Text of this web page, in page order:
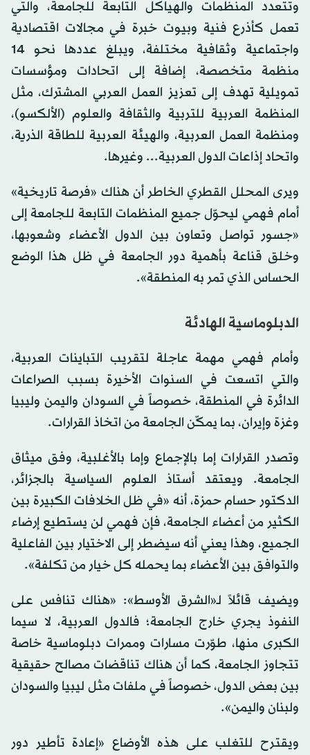
وتتعدد المنظمات والهياكل التابعة للجامعة، والتي
تعمل كأذرع فنية وبيوت خبرة في مجالات اقتصادية
واجتماعية وثقافية مختلفة، ويبلغ عددها نحو 14
منظمة متخصصة، إضافة إلى اتحادات ومؤسسات
تمويلية تهدف إلى تعزيز العمل العربي المشترك، مثل
المنظمة العربية للتربية والثقافة والعلوم (الألكسو)،
ومنظمة العمل العربية، والهيئة العربية للطاقة الذرية،
واتحاد إذاعات الدول العربية... وغيرها.
ويرى المحلل القطري الخاطر أن هناك «فرصة تاريخية»
أمام فهمي ليحوّل جميع المنظمات التابعة للجامعة إلى
«جسور تواصل وتعاون بين الدول الأعضاء وشعوبها،
وخلق قناعة بأهمية دور الجامعة في ظل هذا الوضع
الحساس الذي تمر به المنطقة».
الدبلوماسية الهادئة
وأمام فهمي مهمة عاجلة لتقريب التباينات العربية،
والتي اتسعت في السنوات الأخيرة بسبب الصراعات
الدائرة في المنطقة، خصوصاً في السودان واليمن وليبيا
وغزة وإيران، بما يمكّن الجامعة من اتخاذ القرارات.
وتصدر القرارات إما بالإجماع وإما بالأغلبية، وفق ميثاق
الجامعة. ويعتقد أستاذ العلوم السياسية بالجزائر،
الدكتور حسام حمزة، أنه «في ظل الخلافات الكبيرة بين
الكثير من أعضاء الجامعة، فإن فهمي لن يستطيع إرضاء
الجميع، وهذا يعني أنه سيضطر إلى الاختيار بين الفاعلية
والتوافق بين الأعضاء بما يحمله كل خيار من تكلفة».
ويضيف قائلاً لـ«الشرق الأوسط»: «هناك تنافس على
النفوذ يجري خارج الجامعة؛ فالدول العربية، لا سيما
الكبرى منها، طوّرت مسارات وممرات دبلوماسية خاصة
تتجاوز الجامعة، كما أن هناك تناقضات مصالح حقيقية
بين بعض الدول، خصوصاً في ملفات مثل ليبيا والسودان
ولبنان واليمن».
ويقترح للتغلب على هذه الأوضاع «إعادة تأطير دور